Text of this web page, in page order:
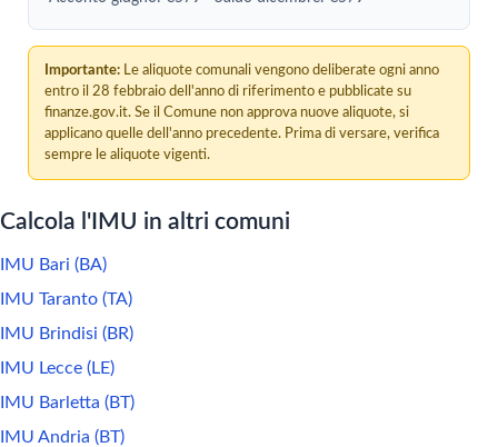
Importante: Le aliquote comunali vengono deliberate ogni anno
entro il 28 febbraio dell'anno di riferimento e pubblicate su
finanze.gov.it. Se il Comune non approva nuove aliquote, si
applicano quelle dell'anno precedente. Prima di versare, verifica
sempre le aliquote vigenti.
Calcola l'IMU in altri comuni
IMU Bari (BA)
IMU Taranto (TA)
IMU Brindisi (BR)
IMU Lecce (LE)
IMU Barletta (BT)
IMU Andria (BT)